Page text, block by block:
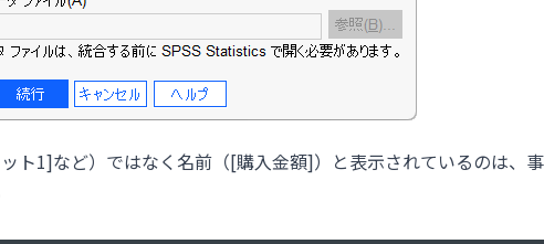
ト1]など）ではなく名前（[購入金額]）と表示されているのは、